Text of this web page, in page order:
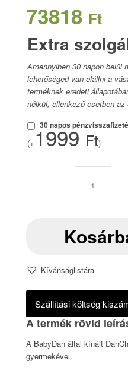
73818 Ft
A BabyDan által kínált
gyermekével.
Extra
Amennyiben 30 napon belül
lehetőséged van elállni a
terméknek eredeti
nélkül, ellenkező esetben
30 napos
(+1999Ft)
Kívánságlistára
Szállítási költség